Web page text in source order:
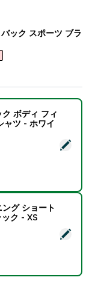
ック スポーツ ブラ
ベーシック ボディ
ボディ フィ
ャツ - ホワイ
トレーニング ショ
グ ショート
ク - XS